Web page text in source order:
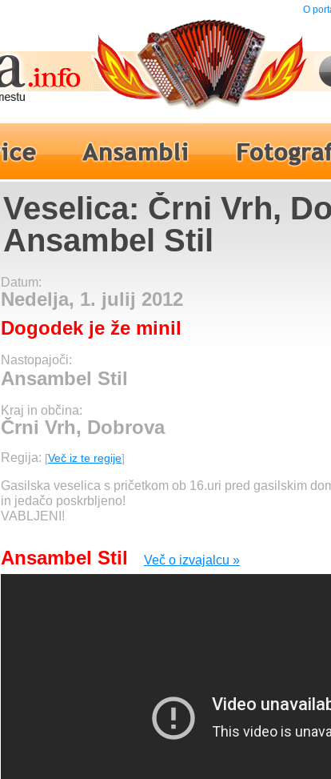
O
Veselica: Črni Vrh,
Ansambel Stil
Datum:
Nedelja, 1. julij 2012
Dogodek je že minil
Nastopajoči:
Ansambel Stil
Kraj in občina:
Črni Vrh, Dobrova
Regija: [Več iz te regije]
Gasilska veselica s pričetkom ob 16.uri pred gasilskim
in jedačo poskrbljeno!
VABLJENI!
Ansambel Stil Več o izvajalcu »